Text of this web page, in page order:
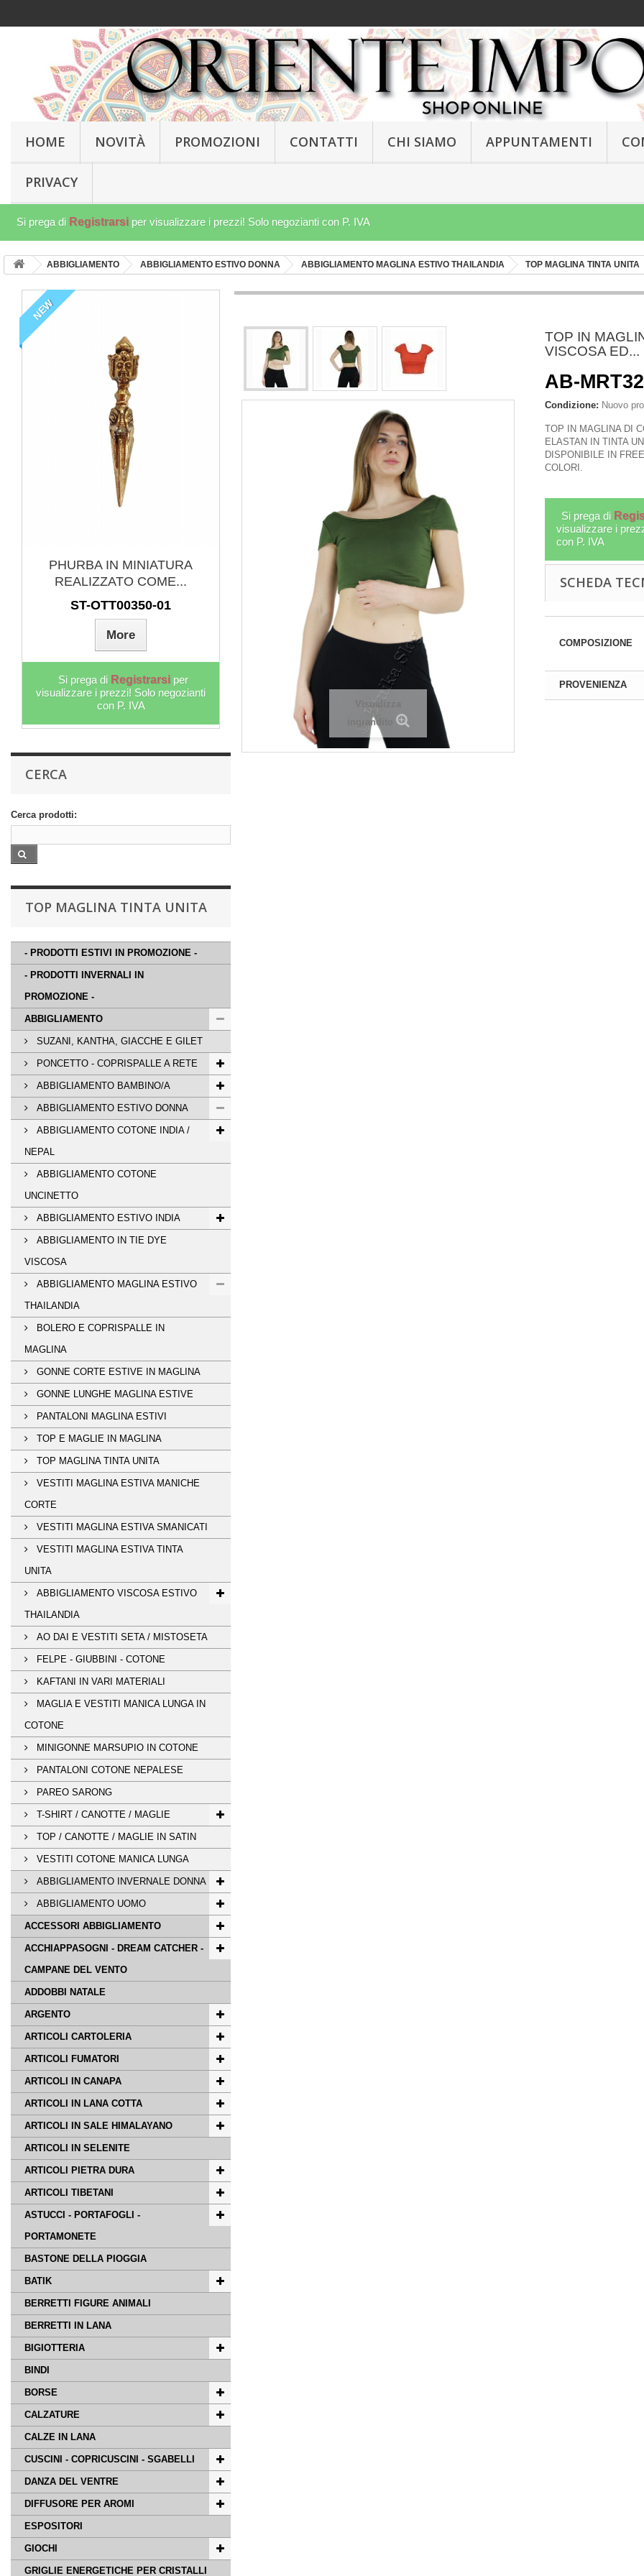
HOME NOVITÀ PROMOZIONI CONTATTI CHI SIAMO APPUNTAMENTI
PRIVACY
Si prega di Registrarsi per visualizzare i prezzi! Solo negozianti con P. IVA
ABBIGLIAMENTO ABBIGLIAMENTO ESTIVO DONNA ABBIGLIAMENTO MAGLINA ESTIVO THAILANDIA TOP MAGLINA TINTA UNITA
NEW
PANTALONE AFGHANO IN
COTONE CANGINTE,...
AB-BSP16
More
Si prega di Registrarsi per
visualizzare i prezzi! Solo negozianti
con P. IVA
PENDENTE TIBETANO IN
METALLO. COLORI...
MB-PEN280-01
More
Si prega di Registrarsi per
visualizzare i prezzi! Solo negozianti
con P. IVA
GIACCA SUZANI
MODELLO GIACCHINO...
AB-BHJ01-01
Registrarsi per
CERCA
Cerca prodotti:
TOP MAGLINA TINTA UNITA
- PRODOTTI ESTIVI IN PROMOZIONE -
- PRODOTTI INVERNALI IN
PROMOZIONE -
ABBIGLIAMENTO
SUZANI, KANTHA, GIACCHE E GILET
PONCETTO - COPRISPALLE A RETE
ABBIGLIAMENTO BAMBINO/A
ABBIGLIAMENTO ESTIVO DONNA
ABBIGLIAMENTO COTONE INDIA /
NEPAL
ABBIGLIAMENTO COTONE
UNCINETTO
ABBIGLIAMENTO ESTIVO INDIA
ABBIGLIAMENTO IN TIE DYE
VISCOSA
ABBIGLIAMENTO MAGLINA ESTIVO
THAILANDIA
BOLERO E COPRISPALLE IN
MAGLINA
GONNE CORTE ESTIVE IN MAGLINA
GONNE LUNGHE MAGLINA ESTIVE
PANTALONI MAGLINA ESTIVI
TOP E MAGLIE IN MAGLINA
TOP MAGLINA TINTA UNITA
VESTITI MAGLINA ESTIVA MANICHE
CORTE
VESTITI MAGLINA ESTIVA SMANICATI
VESTITI MAGLINA ESTIVA TINTA
UNITA
ABBIGLIAMENTO VISCOSA ESTIVO
THAILANDIA
AO DAI E VESTITI SETA / MISTOSETA
FELPE - GIUBBINI - COTONE
KAFTANI IN VARI MATERIALI
MAGLIA E VESTITI MANICA LUNGA IN
COTONE
MINIGONNE MARSUPIO IN COTONE
PANTALONI COTONE NEPALESE
PAREO SARONG
T-SHIRT / CANOTTE / MAGLIE
TOP / CANOTTE / MAGLIE IN SATIN
VESTITI COTONE MANICA LUNGA
ABBIGLIAMENTO INVERNALE DONNA
ABBIGLIAMENTO UOMO
ACCESSORI ABBIGLIAMENTO
ACCHIAPPASOGNI - DREAM CATCHER -
CAMPANE DEL VENTO
ADDOBBI NATALE
ARGENTO
ARTICOLI CARTOLERIA
ARTICOLI FUMATORI
ARTICOLI IN CANAPA
ARTICOLI IN LANA COTTA
ARTICOLI IN SALE HIMALAYANO
ARTICOLI IN SELENITE
ARTICOLI PIETRA DURA
ARTICOLI TIBETANI
ASTUCCI - PORTAFOGLI -
PORTAMONETE
BASTONE DELLA PIOGGIA
BATIK
BERRETTI FIGURE ANIMALI
BERRETTI IN LANA
BIGIOTTERIA
BINDI
BORSE
CALZATURE
CALZE IN LANA
CUSCINI - COPRICUSCINI - SGABELLI
DANZA DEL VENTRE
DIFFUSORE PER AROMI
ESPOSITORI
GIOCHI
GRIGLIE ENERGETICHE PER CRISTALLI
Visualizza
ingrandito
TOP IN
VISCOSA ED...
AB-
Condizione: Nuovo
TOP IN MAGLINA DI
ELASTAN IN TINTA
DISPONIBILE IN
COLORI.
Si prega di
visualizzare i
con P. IVA
SCHEDA
COMPOSIZIONE
PROVENIENZA